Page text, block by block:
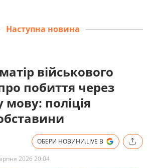
Наступна новина
військового
побиття через
мову: поліція
ОБЕРИ НОВИНИ.LIVE В
2026 20:04